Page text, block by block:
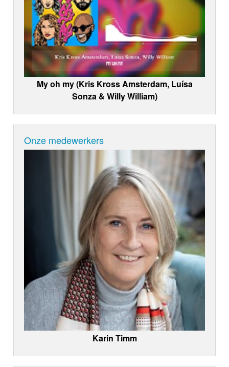
My oh my (Kris Kross Amsterdam, Luísa
Sonza & Willy William)
Onze medewerkers
Karin Timm